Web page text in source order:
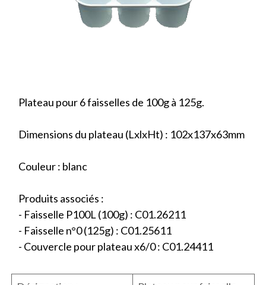
Plateau pour 6 faisselles de 100g à 125g.
Dimensions du plateau (LxlxHt) : 102x137x63mm
Couleur : blanc
Produits associés :
- Faisselle P100L (100g) : C01.26211
- Faisselle n°0 (125g) : C01.25611
- Couvercle pour plateau x6/0 : C01.24411